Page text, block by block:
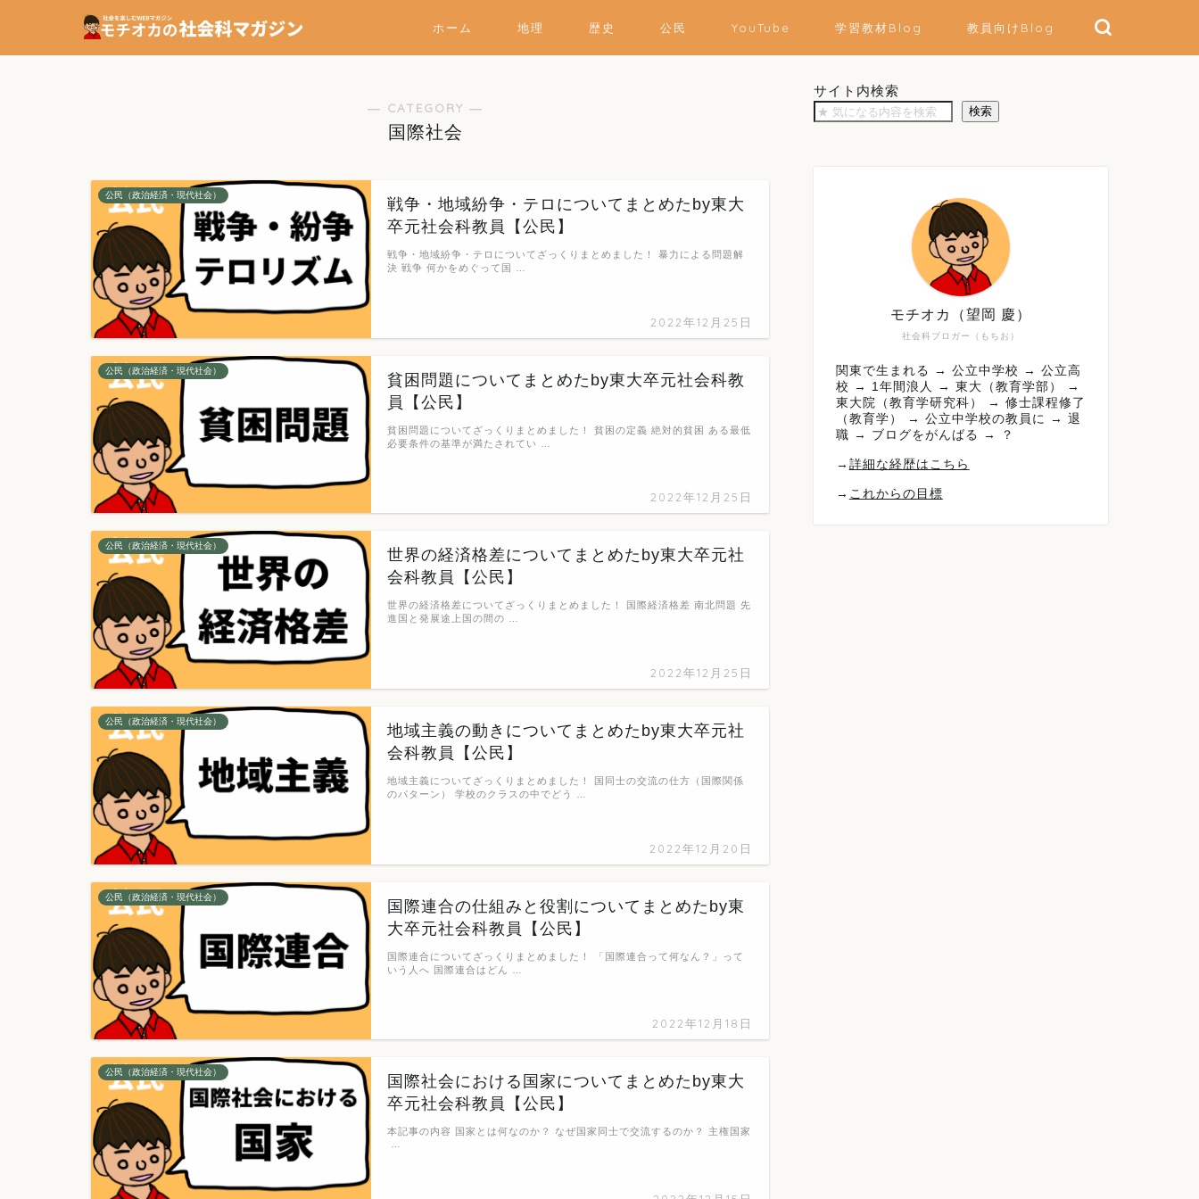
ホーム 地理 歴史 公民 YouTube 学習教材Blog 教員向けBlog
― CATEGORY ―
国際社会
公民（政治経済・現代社会）
戦争・地域紛争・テロについてまとめたby東大
卒元社会科教員【公民】
2022年12月25日
戦争・地域紛争・テロについてざっくりまとめました！ 暴力による問題解
決 戦争 何かをめぐって国 …
公民（政治経済・現代社会）
貧困問題についてまとめたby東大卒元社会科教
員【公民】
2022年12月25日
貧困問題についてざっくりまとめました！ 貧困の定義 絶対的貧困 ある最低
必要条件の基準が満たされてい …
公民（政治経済・現代社会）
世界の経済格差についてまとめたby東大卒元社
会科教員【公民】
2022年12月25日
世界の経済格差についてざっくりまとめました！ 国際経済格差 南北問題 先
進国と発展途上国の間の …
公民（政治経済・現代社会）
地域主義の動きについてまとめたby東大卒元社
会科教員【公民】
2022年12月20日
地域主義についてざっくりまとめました！ 国同士の交流の仕方（国際関係
のパターン） 学校のクラスの中でどう …
公民（政治経済・現代社会）
国際連合の仕組みと役割についてまとめたby東
大卒元社会科教員【公民】
2022年12月18日
国際連合についてざっくりまとめました！ 「国際連合って何なん？」って
いう人へ 国際連合はどん …
公民（政治経済・現代社会）
国際社会における国家についてまとめたby東大
卒元社会科教員【公民】
本記事の内容 国家とは何なのか？ なぜ国家同士で交流するのか？ 主権国家
サイト内検索
検索
社会科ブロガー（もちお）
モチオカ（望岡 慶）
関東で生まれる → 公立中学校 → 公立高
校 → 1年間浪人 → 東大（教育学部） →
東大院（教育学研究科） → 修士課程修了
（教育学） → 公立中学校の教員に → 退
職 → ブログをがんばる → ？
→ 詳細な経歴はこちら
→ これからの目標